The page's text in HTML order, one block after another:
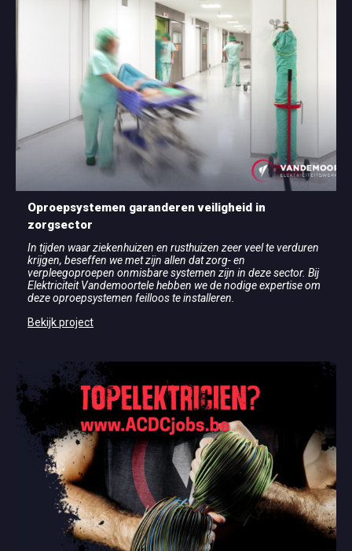
Oproepsystemen garanderen veiligheid in
zorgsector
In tijden waar ziekenhuizen en rusthuizen zeer veel te verduren
krijgen, beseffen we met zijn allen dat zorg- en
verpleegoproepen onmisbare systemen zijn in deze sector. Bij
Elektriciteit Vandemoortele hebben we de nodige expertise om
deze oproepsystemen feilloos te installeren.
Bekijk project